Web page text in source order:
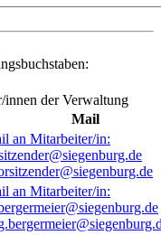
innen der Verwaltung
Mail